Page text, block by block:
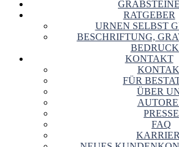
GRABSTEINE
RATGEBER
URNEN SELBST
BESCHRIFTUNG,
KONTAKT
FÜR
ÜBER
PRESSE
FAQ